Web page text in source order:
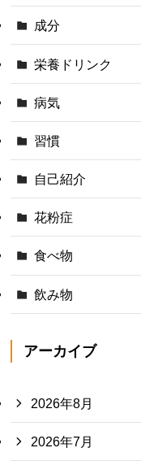
成分
栄養ドリンク
病気
習慣
自己紹介
花粉症
食べ物
飲み物
アーカイブ
2026年8月
2026年7月